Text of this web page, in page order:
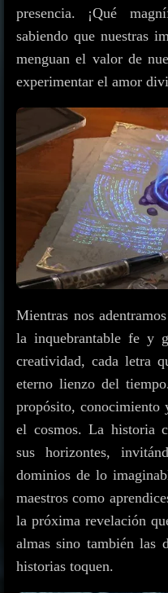
presencia. ¡Qué
sabiendo que nuestras
menguan el valor de
experimentar el amor
Mientras nos
la inquebrantable fe y
creatividad, cada letra
eterno lienzo del
propósito, conocimiento
el cosmos. La historia
sus horizontes,
dominios de lo
maestros como
la próxima revelación
almas sino también las
historias toquen.